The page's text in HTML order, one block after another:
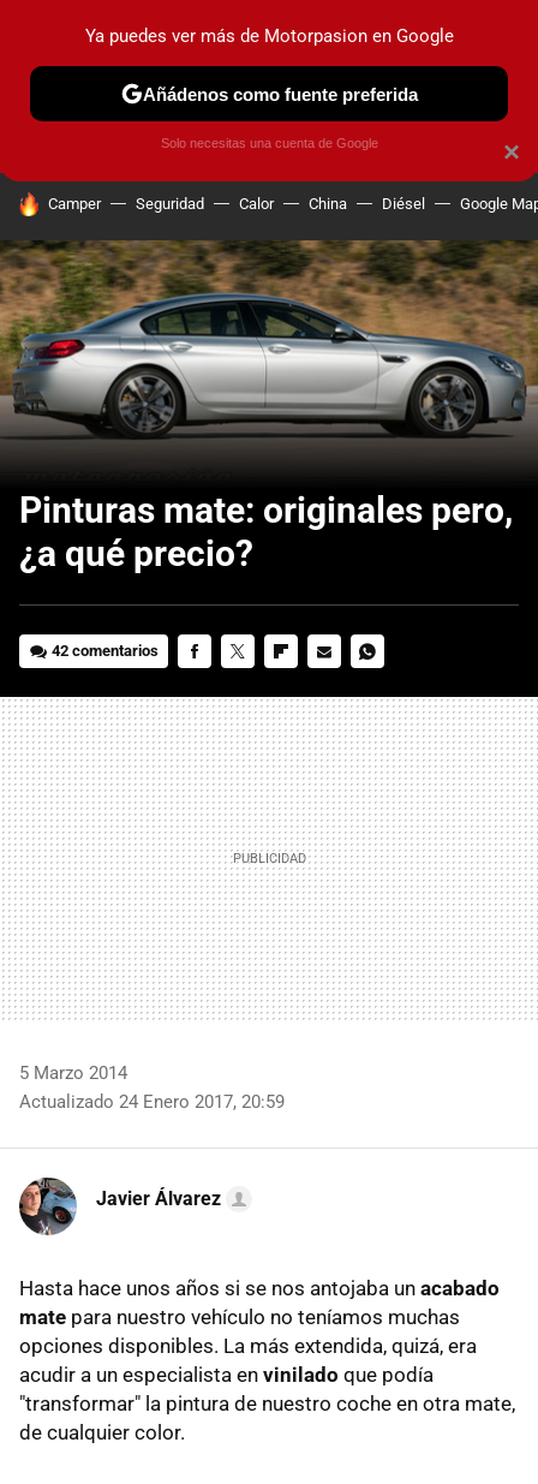
PRUEBAS COCHES ELÉCTRICOS OBSERVATORIO
HOY SE HABLA DE
Camper Seguridad Calor China Diésel Google
Pinturas mate: originales pero,
¿a qué precio?
42 comentarios
MAIL
5 Marzo 2014
Actualizado 24 Enero 2017, 20:59
Javier Álvarez
Hasta hace unos años si se nos antojaba un acabado
mate para nuestro vehículo no teníamos muchas
opciones disponibles. La más extendida, quizá, era
acudir a un especialista en vinilado que podía
"transformar" la pintura de nuestro coche en otra mate,
de cualquier color.
×
Ya puedes ver más de Motorpasion en Google
Añádenos como fuente preferida
Solo necesitas una cuenta de Google